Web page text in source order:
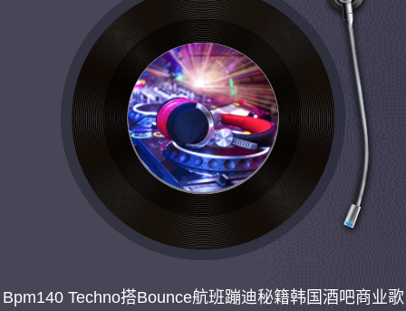
Bpm140 Techno搭Bounce航班蹦迪秘籍韩国酒吧商业歌